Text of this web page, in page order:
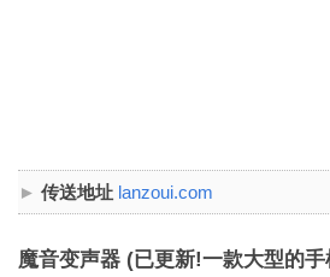
传送地址 lanzoui.com
魔音变声器 (已更新!一款大型的